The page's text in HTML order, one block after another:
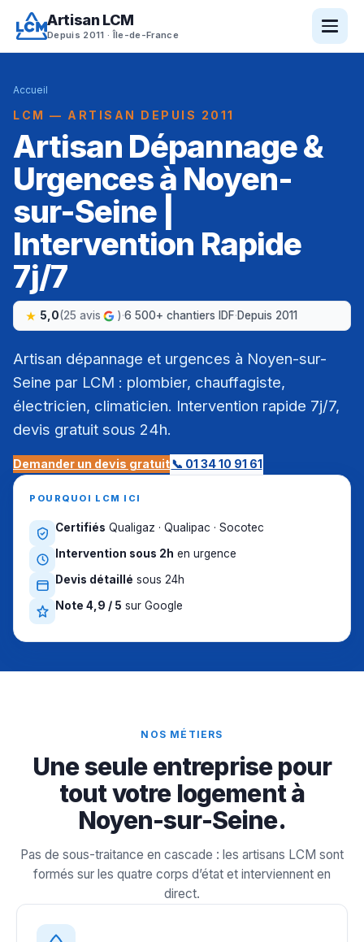
Artisan LCM
Depuis 2011 · Île-de-France
Accueil
LCM — ARTISAN DEPUIS 2011
Artisan Dépannage &
Urgences à Noyen-
sur-Seine |
Intervention Rapide
7j/7
5,0(25 avis )·6 500+ chantiers IDF·Depuis 2011
Artisan dépannage et urgences à Noyen-sur-
Seine par LCM : plombier, chauffagiste,
électricien, climaticien. Intervention rapide 7j/7,
devis gratuit sous 24h.
Demander un devis gratuit📞 01 34 10 91 61
POURQUOI LCM ICI
Certifiés Qualigaz · Qualipac · Socotec
Intervention sous 2h en urgence
Devis détaillé sous 24h
Note 4,9 / 5 sur Google
NOS MÉTIERS
Une seule entreprise pour
tout votre logement à
Noyen-sur-Seine.
Pas de sous-traitance en cascade : les artisans LCM sont
formés sur les quatre corps d’état et interviennent en
direct.